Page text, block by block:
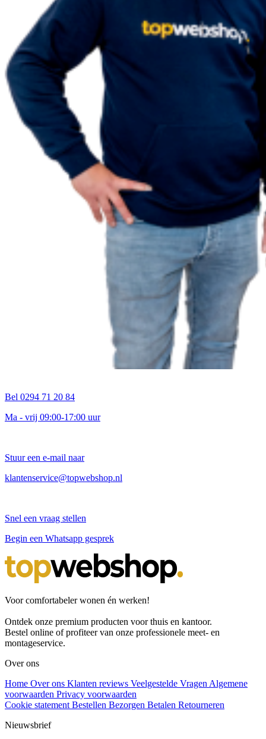
Bel 0294 71 20 84
Ma - vrij 09:00-17:00 uur
Stuur een e-mail naar
klantenservice@topwebshop.nl
Snel een vraag stellen
Begin een Whatsapp gesprek
Voor comfortabeler wonen én werken!
Ontdek onze premium producten voor thuis en kantoor.
Bestel online of profiteer van onze professionele meet- en
montageservice.
Over ons
Home Over ons Klanten reviews Veelgestelde Vragen Algemene
voorwaarden Privacy voorwaarden
Cookie statement Bestellen Bezorgen Betalen Retourneren
Nieuwsbrief